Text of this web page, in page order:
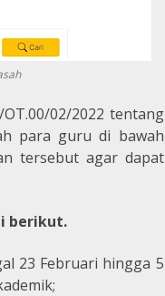
02/2022 tentang
para guru di bawah
tersebut agar dapat
berikut.
23 Februari hingga 5